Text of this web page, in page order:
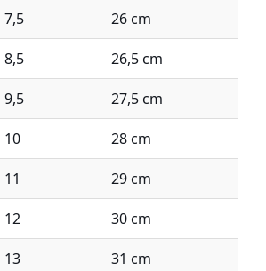
7,5 26 cm
8,5 26,5 cm
9,5 27,5 cm
10 28 cm
11 29 cm
12 30 cm
13 31 cm